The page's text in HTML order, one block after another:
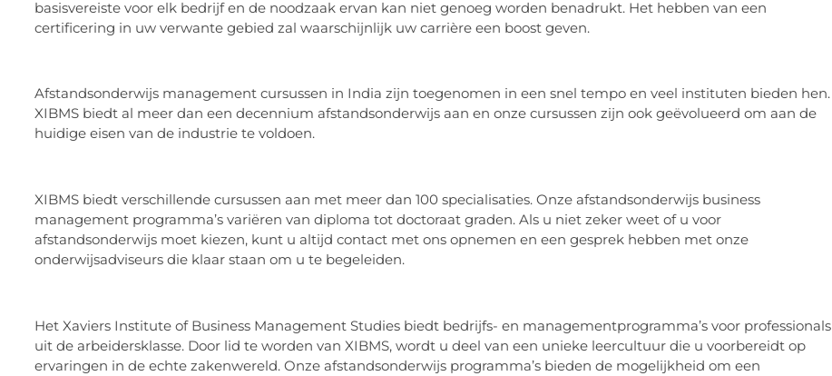
basisvereiste voor elk bedrijf en de noodzaak ervan kan niet genoeg worden benadrukt. Het hebben van een
certificering in uw verwante gebied zal waarschijnlijk uw carrière een boost geven.
Afstandsonderwijs management cursussen in India zijn toegenomen in een snel tempo en veel instituten bieden hen.
XIBMS biedt al meer dan een decennium afstandsonderwijs aan en onze cursussen zijn ook geëvolueerd om aan de
huidige eisen van de industrie te voldoen.
XIBMS biedt verschillende cursussen aan met meer dan 100 specialisaties. Onze afstandsonderwijs business
management programma’s variëren van diploma tot doctoraat graden. Als u niet zeker weet of u voor
afstandsonderwijs moet kiezen, kunt u altijd contact met ons opnemen en een gesprek hebben met onze
onderwijsadviseurs die klaar staan om u te begeleiden.
Het Xaviers Institute of Business Management Studies biedt bedrijfs- en managementprogramma’s voor professionals
uit de arbeidersklasse. Door lid te worden van XIBMS, wordt u deel van een unieke leercultuur die u voorbereidt op
ervaringen in de echte zakenwereld. Onze afstandsonderwijs programma’s bieden de mogelijkheid om een